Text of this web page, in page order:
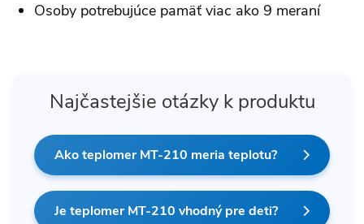
Osoby potrebujúce pamäť viac ako 9 meraní
Najčastejšie otázky k produktu
Ako teplomer MT-210 meria teplotu?
Je teplomer MT-210 vhodný pre deti?